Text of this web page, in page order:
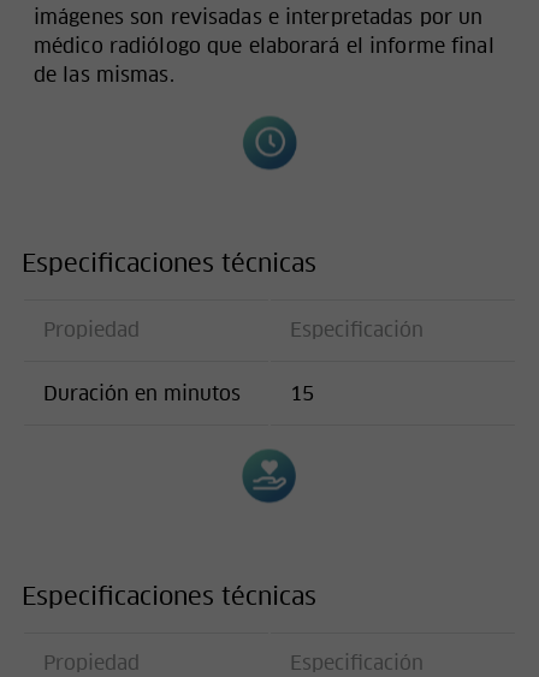
imágenes son revisadas e interpretadas por un
médico radiólogo que elaborará el informe final
de las mismas.
Especificaciones técnicas
Propiedad Especificación
Duración en minutos 15
Especificaciones técnicas
Propiedad Especificación